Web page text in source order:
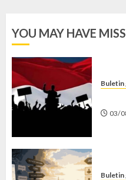
YOU MAY HAVE
Buletin
03/
Buletin